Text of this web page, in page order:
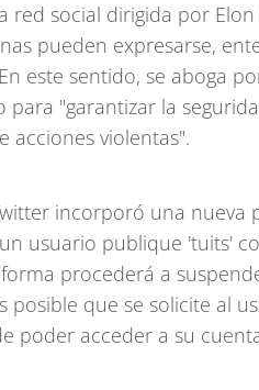
red social dirigida por
pueden expresarse,
este sentido, se aboga
para "garantizar la
acciones violentas".
incorporó una
usuario publique 'tuits'
procederá a
posible que se solicite al
poder acceder a su